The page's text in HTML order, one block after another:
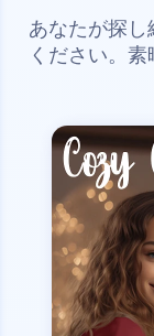
あなたが探
ください。